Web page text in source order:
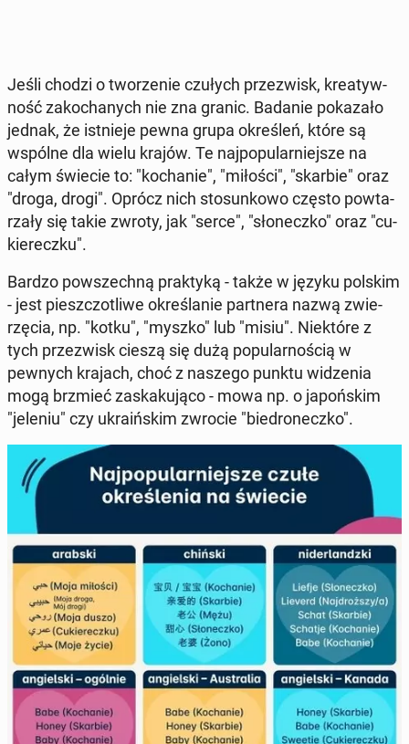
Jeśli chodzi o two­rze­nie czułych prze­zwisk, kre­atyw­
ność za­ko­cha­nych nie zna granic. Badanie po­ka­za­ło
jednak, że ist­nie­je pewna grupa okre­śleń, które są
wspólne dla wielu krajów. Te naj­po­pu­lar­niej­sze na
całym świecie to: "ko­cha­nie", "miłości", "skarbie" oraz
"droga, drogi". Oprócz nich sto­sun­ko­wo często po­wta­
rza­ły się takie zwroty, jak "serce", "sło­necz­ko" oraz "cu­
kie­recz­ku".
Bardzo po­wszech­ną prak­ty­ką - także w języku polskim
- jest piesz­czo­tli­we okre­śla­nie part­ne­ra nazwą zwie­
rzę­cia, np. "kotku", "myszko" lub "misiu". Nie­któ­re z
tych prze­zwisk cieszą się dużą po­pu­lar­no­ścią w
pewnych krajach, choć z naszego punktu wi­dze­nia
mogą brzmieć za­ska­ku­ją­co - mowa np. o ja­poń­skim
"jeleniu" czy ukra­iń­skim zwrocie "bie­dro­necz­ko".